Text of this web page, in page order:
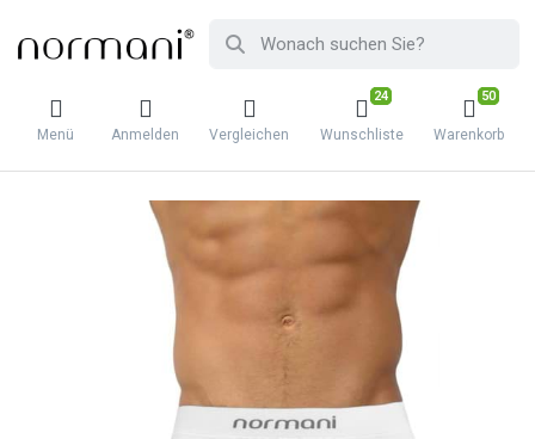
Menü Anmelden Vergleichen
24
Wunschliste
50
Warenkorb